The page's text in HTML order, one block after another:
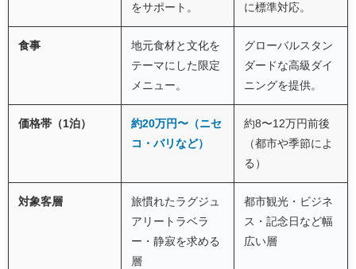
をサポート。
に標準対応。
食事
地元食材と文化を
テーマにした限定
メニュー。
グローバルスタン
ダードな高級ダイ
ニングを提供。
価格帯（1泊）
約20万円〜（ニセ
コ・バリなど）
約8〜12万円前後
（都市や季節によ
る）
対象客層
旅慣れたラグジュ
アリートラベラ
ー・静寂を求める
層
都市観光・ビジネ
ス・記念日など幅
広い層